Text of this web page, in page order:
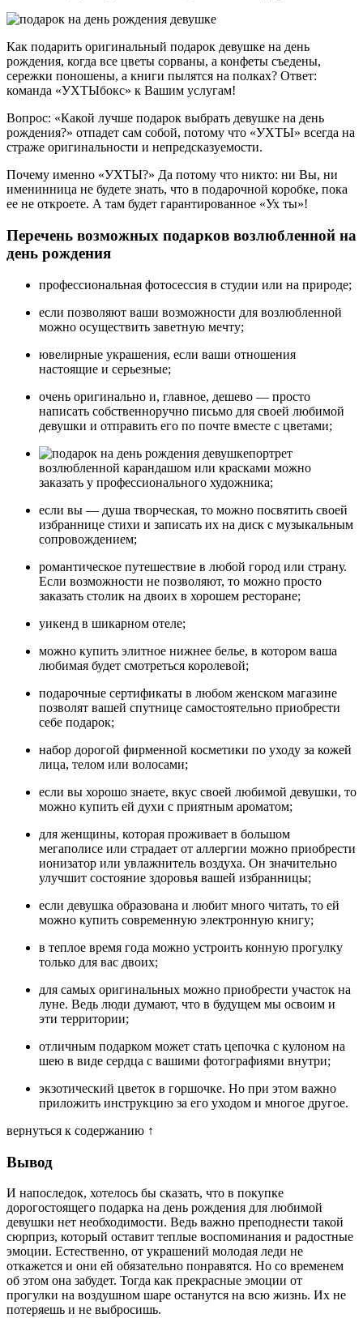
Как подарить оригинальный подарок девушке на день
рождения, когда все цветы сорваны, а конфеты съедены,
сережки поношены, а книги пылятся на полках? Ответ:
команда «УХТЫбокс» к Вашим услугам!
Вопрос: «Какой лучше подарок выбрать девушке на день
рождения?» отпадет сам собой, потому что «УХТЫ» всегда на
страже оригинальности и непредсказуемости.
Почему именно «УХТЫ?» Да потому что никто: ни Вы, ни
именинница не будете знать, что в подарочной коробке, пока
ее не откроете. А там будет гарантированное «Ух ты»!
Перечень возможных подарков возлюбленной на
день рождения
профессиональная фотосессия в студии или на природе;
если позволяют ваши возможности для возлюбленной
можно осуществить заветную мечту;
ювелирные украшения, если ваши отношения
настоящие и серьезные;
очень оригинально и, главное, дешево — просто
написать собственноручно письмо для своей любимой
девушки и отправить его по почте вместе с цветами;
портрет
возлюбленной карандашом или красками можно
заказать у профессионального художника;
если вы — душа творческая, то можно посвятить своей
избраннице стихи и записать их на диск с музыкальным
сопровождением;
романтическое путешествие в любой город или страну.
Если возможности не позволяют, то можно просто
заказать столик на двоих в хорошем ресторане;
уикенд в шикарном отеле;
можно купить элитное нижнее белье, в котором ваша
любимая будет смотреться королевой;
подарочные сертификаты в любом женском магазине
позволят вашей спутнице самостоятельно приобрести
себе подарок;
набор дорогой фирменной косметики по уходу за кожей
лица, телом или волосами;
если вы хорошо знаете, вкус своей любимой девушки, то
можно купить ей духи с приятным ароматом;
для женщины, которая проживает в большом
мегаполисе или страдает от аллергии можно приобрести
ионизатор или увлажнитель воздуха. Он значительно
улучшит состояние здоровья вашей избранницы;
если девушка образована и любит много читать, то ей
можно купить современную электронную книгу;
в теплое время года можно устроить конную прогулку
только для вас двоих;
для самых оригинальных можно приобрести участок на
луне. Ведь люди думают, что в будущем мы освоим и
эти территории;
отличным подарком может стать цепочка с кулоном на
шею в виде сердца с вашими фотографиями внутри;
экзотический цветок в горшочке. Но при этом важно
приложить инструкцию за его уходом и многое другое.
вернуться к содержанию ↑
Вывод
И напоследок, хотелось бы сказать, что в покупке
дорогостоящего подарка на день рождения для любимой
девушки нет необходимости. Ведь важно преподнести такой
сюрприз, который оставит теплые воспоминания и радостные
эмоции. Естественно, от украшений молодая леди не
откажется и они ей обязательно понравятся. Но со временем
об этом она забудет. Тогда как прекрасные эмоции от
прогулки на воздушном шаре останутся на всю жизнь. Их не
потеряешь и не выбросишь.